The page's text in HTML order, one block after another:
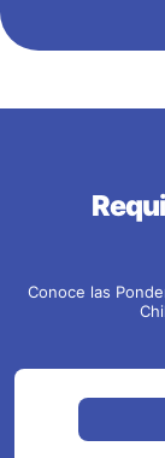
Conoce las